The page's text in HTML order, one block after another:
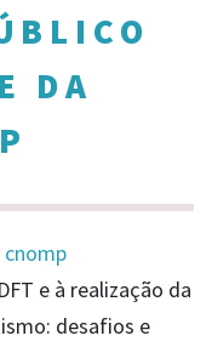
DA
cnomp
e à realização da
desafios e